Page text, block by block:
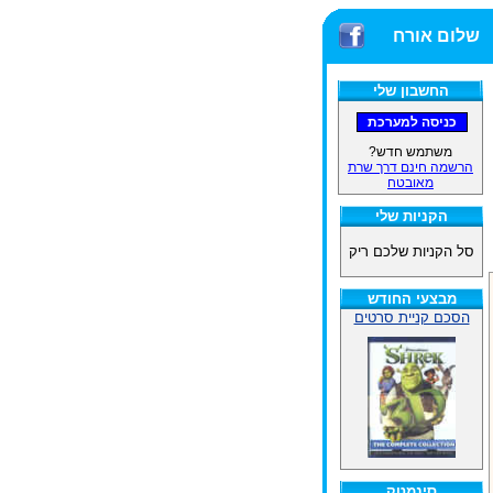
שלום אורח
החשבון שלי
משתמש חדש?
הרשמה חינם דרך שרת
מאובטח
הקניות שלי
סל הקניות שלכם ריק
מבצעי החודש
הסכם קניית סרטים